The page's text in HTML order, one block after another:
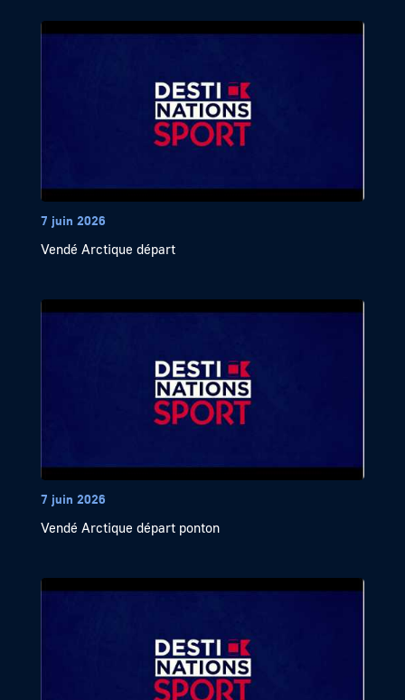
7 juin 2026
Vendé Arctique départ
7 juin 2026
Vendé Arctique départ ponton